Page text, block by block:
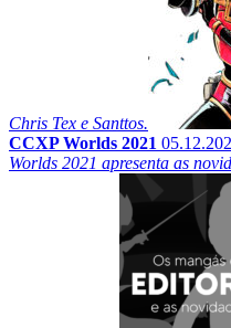
Chris Tex e Santtos.
CCXP Worlds 2021
Worlds 2021 apresenta as